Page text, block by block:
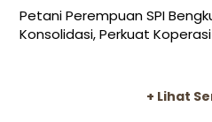
Petani Perempuan SPI
Konsolidasi, Perkuat
+ Lihat